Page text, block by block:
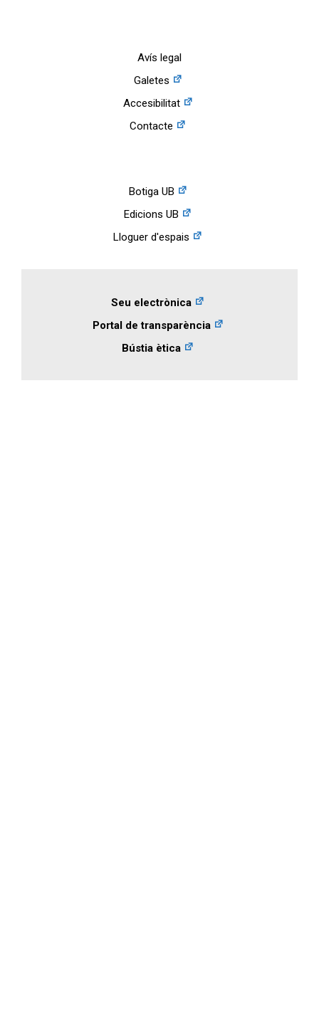
Avís legal
Galetes
Accesibilitat
Contacte
Botiga UB
Edicions UB
Lloguer d'espais
Seu electrònica
Portal de transparència
Bústia ètica